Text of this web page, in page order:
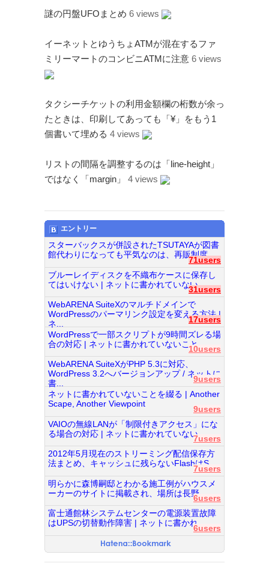
謎の円盤UFOまとめ 6 views
イーネットとゆうちょATMが混在するファ
ミリーマートのコンビニATMに注意 6 views
タクシーチケットの利用金額欄の桁数が余っ
たときは、印刷してあっても「¥」をもう1
個書いて埋める 4 views
リストの間隔を調整するのは「line-height」
ではなく「margin」
4 views
エントリー
スターバックスが併設されたTSUTAYAが図書
館代わりになっても平気なのは、再販制度...
71users
ブルーレイディスクを不織布ケースに保存し
てはいけない | ネットに書かれていない...
31users
WebARENA SuiteXのマルチドメインで
WordPressのパーマリンク設定を変える方法 |
ネ...
17users
WordPressで一部スクリプトが9時間ズレる場
合の対応 | ネットに書かれていないこと...
10users
WebARENA SuiteXがPHP 5.3に対応、
WordPress 3.2へバージョンアップ / ネットに
書...
9users
ネットに書かれていないことを綴る | Another
Scape, Another Viewpoint
9users
VAIOの無線LANが「制限付きアクセス」にな
る場合の対応 | ネットに書かれていない...
7users
2012年5月現在のストリーミング配信保存方
法まとめ、キャッシュに残らないFlashはS...
7users
明らかに森博嗣邸とわかる施工例がハウスメ
ーカーのサイトに掲載され、場所は長野...
6users
富士通館林システムセンターの電源装置故障
はUPSの切替動作障害 | ネットに書かれ...
6users